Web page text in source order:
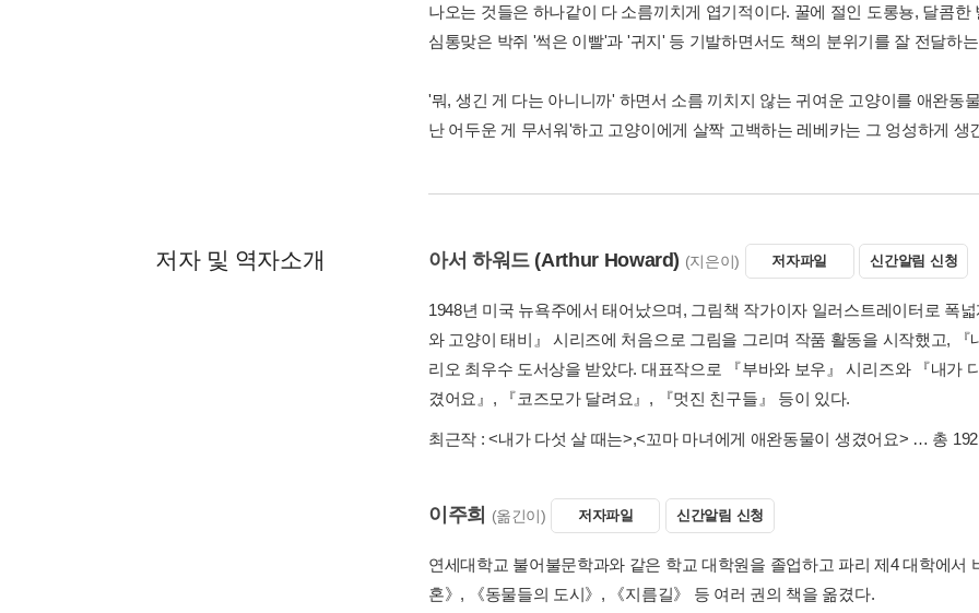
나오는 것들은 하나같이 다 소름끼치게 엽기적이다. 꿀에 절인 도롱뇽, 달콤
심통맞은 박쥐 '썩은 이빨'과 '귀지' 등 기발하면서도 책의 분위기를 잘 전달하
'뭐, 생긴 게 다는 아니니까' 하면서 소름 끼치지 않는 귀여운 고양이를 애완동
난 어두운 게 무서워'하고 고양이에게 살짝 고백하는 레베카는 그 엉성하게
저자 및 역자소개 아서 하워드(Arthur Howard) (지은이) 저자파일 신간알림 신청
1948년 미국 뉴욕주에서 태어났으며, 그림책 작가이자 일러스트레이터로 폭
와 고양이 태비』 시리즈에 처음으로 그림을 그리며 작품 활동을 시작했고,
리오 최우수 도서상을 받았다. 대표작으로 『부바와 보우』 시리즈와 『내가
겼어요』, 『코즈모가 달려요』, 『멋진 친구들』 등이 있다.
최근작 :<내가 다섯 살 때는>,<꼬마 마녀에게 애완동물이 생겼어요> … 총
이주희 (옮긴이) 저자파일 신간알림 신청
연세대학교 불어불문학과와 같은 학교 대학원을 졸업하고 파리 제4 대학에서
혼》, 《동물들의 도시》, 《지름길》 등 여러 권의 책을 옮겼다.